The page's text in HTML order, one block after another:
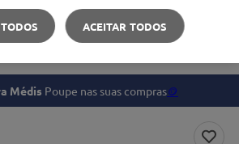
pessoal
Eye Serum 20ml
Médis Poupe nas suas compras🪙
ACEITAR TODOS